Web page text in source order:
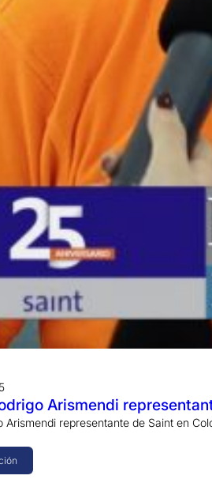
Arismendi
Arismendi representante de Saint en